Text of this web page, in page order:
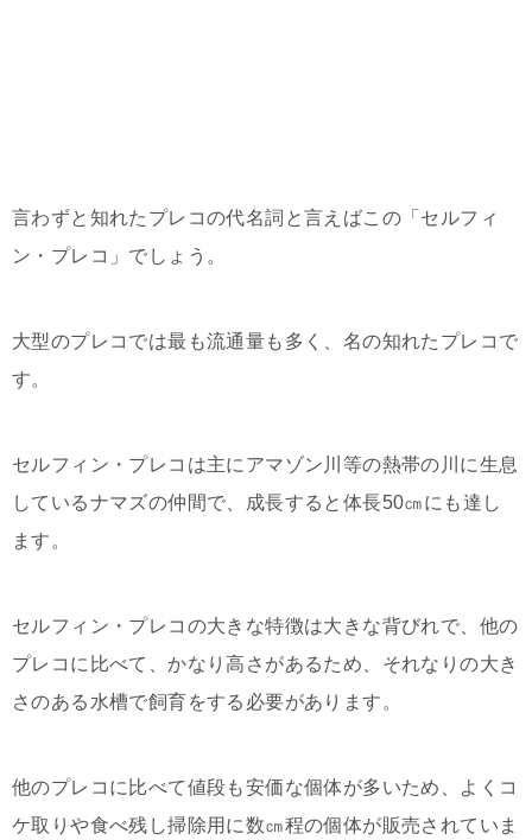
言わずと知れたプレコの代名詞と言えばこの「セルフィ
ン・プレコ」でしょう。
大型のプレコでは最も流通量も多く、名の知れたプレコで
す。
セルフィン・プレコは主にアマゾン川等の熱帯の川に生息
しているナマズの仲間で、成長すると体長50㎝にも達し
ます。
セルフィン・プレコの大きな特徴は大きな背びれで、他の
プレコに比べて、かなり高さがあるため、それなりの大き
さのある水槽で飼育をする必要があります。
他のプレコに比べて値段も安価な個体が多いため、よくコ
ケ取りや食べ残し掃除用に数㎝程の個体が販売されていま